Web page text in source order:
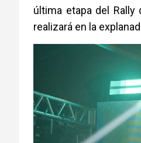
última etapa del
realizará en la